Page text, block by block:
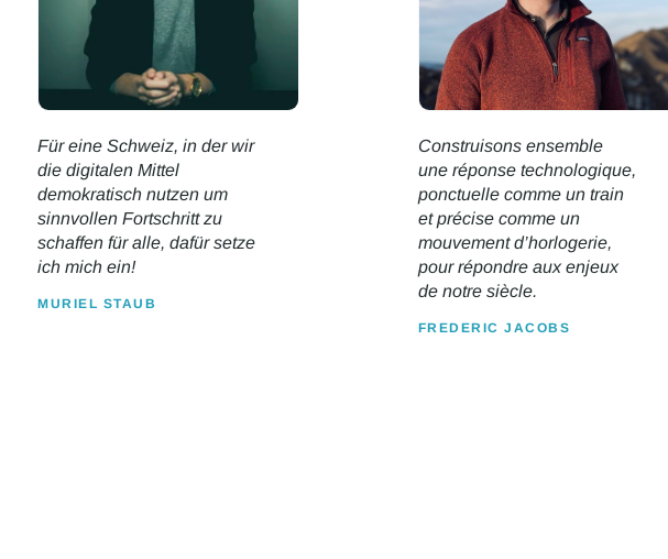
Für eine Schweiz, in der wir
die digitalen Mittel
demokratisch nutzen um
sinnvollen Fortschritt zu
schaffen für alle, dafür setze
ich mich ein!
MURIEL STAUB
Construisons ensemble
une réponse technologique,
ponctuelle comme un train
et précise comme un
mouvement d’horlogerie,
pour répondre aux enjeux
de notre siècle.
FREDERIC JACOBS